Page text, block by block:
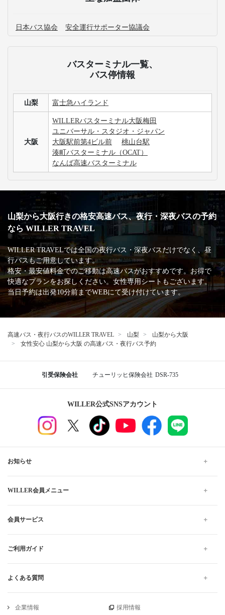
日本バス協会 安全運行サポーター協議会
バスターミナル一覧、
バス停情報
山梨 富士急ハイランド
大阪
WILLERバスターミナル大阪梅田
ユニバーサル・スタジオ・ジャパン
大阪駅前第4ビル前
桃山台駅
湊町バスターミナル（OCAT）
なんば高速バスターミナル
山梨から大阪行きの格安高速バス、夜行・深夜バスの予約
なら WILLER TRAVEL
WILLER TRAVELでは全国の夜行バス・深夜バスだけでなく、昼
行バスもご用意しています。
格安・最安値料金でのご移動は高速バスがおすすめです。お得で
快適なプランをお探しください。女性専用シートもございます。
当日予約は出発10分前までWEBにて受け付けています。
高速バス・夜行バスのWILLER TRAVEL 山梨
山梨から大阪
女性安心 山梨から大阪 の高速バス・夜行バス予約
引受保険会社 チューリッヒ保険会社 DSR-735
WILLER公式SNSアカウント
お知らせ
WILLER会員メニュー
会員サービス
ご利用ガイド
よくある質問
企業情報
採用情報